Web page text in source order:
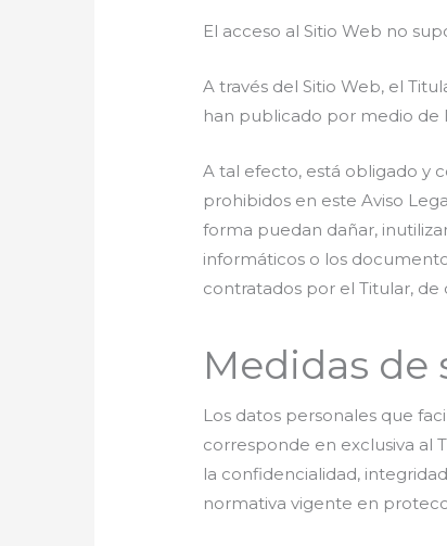
El acceso al Sitio Web no
A través del Sitio Web, el
han publicado por medio de
A tal efecto, está obligado y
prohibidos en este Aviso
forma puedan dañar,
informáticos o los
contratados por el Titular,
Medidas de
Los datos personales que
corresponde en exclusiva al
la confidencialidad,
normativa vigente en